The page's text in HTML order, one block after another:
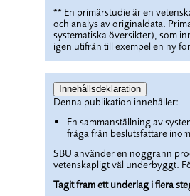
** En primärstudie är en
och analys av originaldata.
systematiska översikter), som
igen utifrån till exempel en ny
Innehållsdeklaration
Denna publikation innehåller:
En sammanställning av
fråga från beslutsfattare
SBU använder en noggrann
vetenskapligt väl underbyggt.
Tagit fram ett underlag i flera